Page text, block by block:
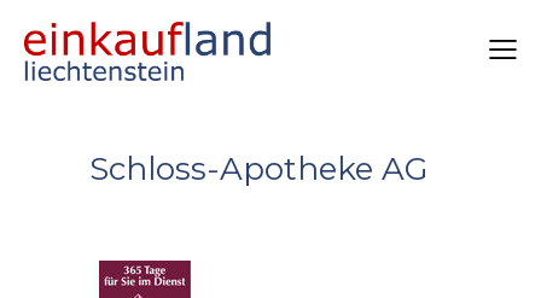
Schloss-Apotheke AG